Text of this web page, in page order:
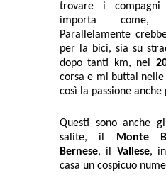
trovare i
importa come,
Parallelamente
per la bici, sia su
dopo tanti km, nel
corsa e mi buttai
così la passione anche
Questi sono anche
salite, il
Monte
Bernese, il Vallese,
casa un cospicuo